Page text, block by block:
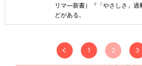
リマ―新書）『「やさしさ」過
どがある。
1 2 3